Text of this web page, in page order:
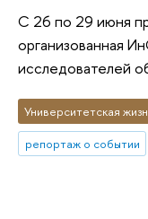
С 26 по 29 июня
организованная
исследователей
Университетская
репортаж о событии